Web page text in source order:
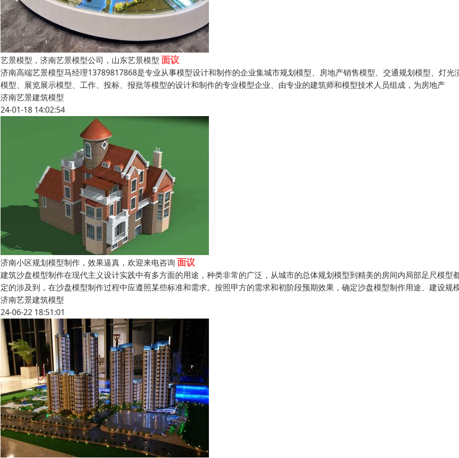
艺景模型，济南艺景模型公司，山东艺景模型 面议
济南高端艺景模型马经理13789817868是专业从事模型设计和制作的企业集城市规划模型、房地产销售模型、交通规划模型、灯光
模型、展览展示模型、工作、投标、报批等模型的设计和制作的专业模型企业、由专业的建筑师和模型技术人员组成，为房地产
济南艺景建筑模型
24-01-18 14:02:54
济南小区规划模型制作，效果逼真，欢迎来电咨询 面议
建筑沙盘模型制作在现代主义设计实践中有多方面的用途，种类非常的广泛，从城市的总体规划模型到精美的房间内局部足尺模型
定的涉及到，在沙盘模型制作过程中应遵照某些标准和需求。按照甲方的需求和初阶段预期效果，确定沙盘模型制作用途、建设规
济南艺景建筑模型
24-06-22 18:51:01